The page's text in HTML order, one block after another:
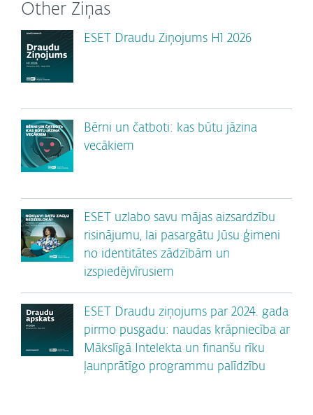
Other Ziņas
ESET Draudu Ziņojums H1 2026
Bērni un čatboti: kas būtu jāzina
vecākiem
ESET uzlabo savu mājas aizsardzību
risinājumu, lai pasargātu Jūsu ģimeni
no identitātes zādzībām un
izspiedējvīrusiem
ESET Draudu ziņojums par 2024. gada
pirmo pusgadu: naudas krāpniecība ar
Mākslīgā Intelekta un finanšu rīku
ļaunprātīgo programmu palīdzību